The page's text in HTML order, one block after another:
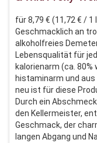
für 8,79 € (11,72 € / 1
Geschmacklich an
alkoholfreies
Lebensqualität für
kalorienarm (ca.
histaminarm und
neu ist für diese
Durch ein
den Kellermeister,
Geschmack, der
langen Abgang und